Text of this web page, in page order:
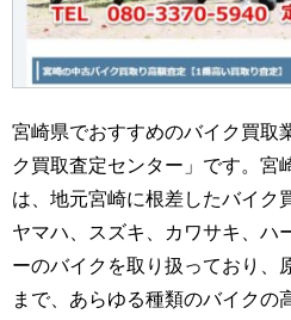
宮崎県でおすすめのバイク買取
ク買取査定センター」です。宮
は、地元宮崎に根差したバイク
ヤマハ、スズキ、カワサキ、ハ
ーのバイクを取り扱っており、
まで、あらゆる種類のバイクの